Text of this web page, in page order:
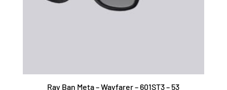
Ray Ban Meta – Wayfarer – 601ST3 – 53